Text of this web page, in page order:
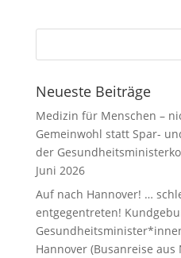
Neueste Beiträge
Medizin für Menschen –
Gemeinwohl statt Spar-
der
Juni 2026
Auf nach Hannover! …
entgegentreten!
Hannover (Busanreise aus